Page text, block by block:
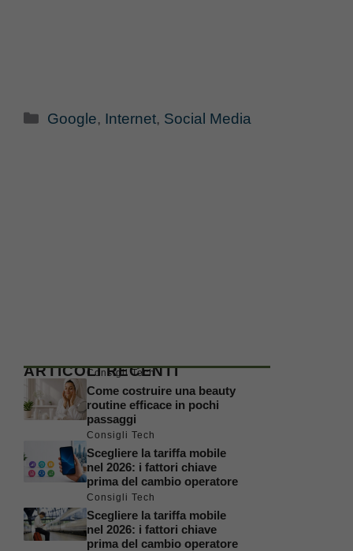
Categorie
Google, Internet, Social Media
ARTICOLI RECENTI
Consigli Tech
Come costruire una beauty
routine efficace in pochi
passaggi
Consigli Tech
Scegliere la tariffa mobile
nel 2026: i fattori chiave
prima del cambio operatore
Consigli Tech
Scegliere la tariffa mobile
nel 2026: i fattori chiave
prima del cambio operatore